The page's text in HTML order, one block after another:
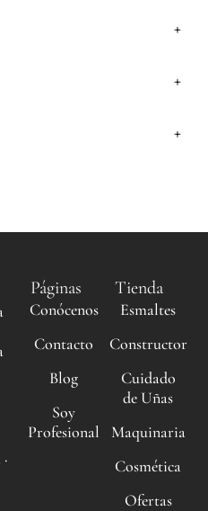
+
+
+
Páginas
Conócenos
Contacto
Blog
Soy
Profesional
Tienda
Esmaltes
Constructor
Cuidado
de Uñas
Maquinaria
Cosmética
Ofertas